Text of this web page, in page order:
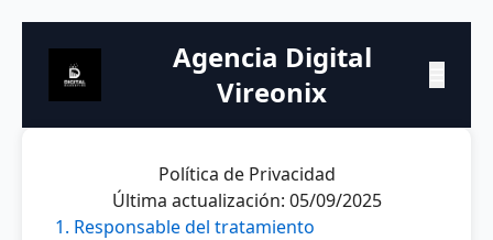
Agencia Digital
Vireonix
Política de Privacidad
Última actualización: 05/09/2025
1. Responsable del tratamiento